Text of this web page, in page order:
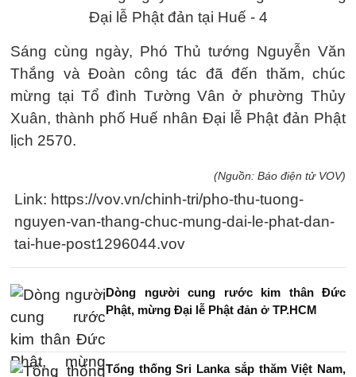
Sáng cùng ngày, Phó Thủ tướng Nguyễn Văn
Thắng và Đoàn công tác đã đến thăm, chúc
mừng tại Tổ đình Tường Vân ở phường Thủy
Xuân, thành phố Huế nhân Đại lễ Phật đản Phật
lịch 2570.
(Nguồn: Báo điện tử VOV)
Link: https://vov.vn/chinh-tri/pho-thu-tuong-
nguyen-van-thang-chuc-mung-dai-le-phat-dan-
tai-hue-post1296044.vov
Dòng người cung rước kim thân Đức
Phật, mừng Đại lễ Phật đản ở TP.HCM
Tổng thống Sri Lanka sắp thăm Việt Nam,